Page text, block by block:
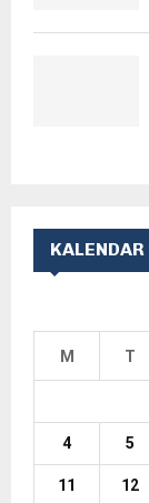
KALENDAR
M T
4 5
11 12